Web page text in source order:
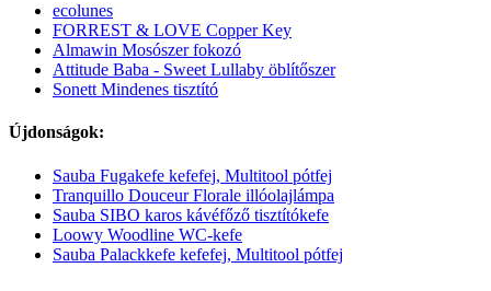
ecolunes
FORREST & LOVE Copper Key
Almawin Mosószer fokozó
Attitude Baba - Sweet Lullaby öblítőszer
Sonett Mindenes tisztító
Újdonságok:
Sauba Fugakefe kefefej, Multitool pótfej
Tranquillo Douceur Florale illóolajlámpa
Sauba SIBO karos kávéfőző tisztítókefe
Loowy Woodline WC-kefe
Sauba Palackkefe kefefej, Multitool pótfej